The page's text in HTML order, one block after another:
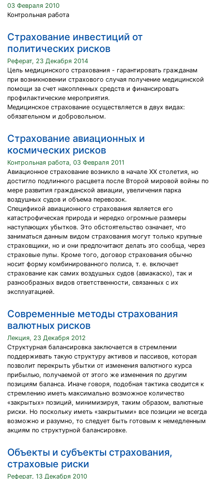
03 Февраля 2010
Контрольная работа
Страхование инвестиций от
политических рисков
Реферат, 23 Декабря 2014
Цель медицинского страхования - гарантировать гражданам
при возникновении страхового случая получение медицинской
помощи за счет накопленных средств и финансировать
профилактические мероприятия.
Медицинское страхование осуществляется в двух видах:
обязательном и добровольном.
Страхование авиационных и
космических рисков
Контрольная работа, 03 Февраля 2011
Авиационное страхование возникло в начале ХХ столетия, но
достигло подлинного расцвета после Второй мировой войны по
мере развития гражданской авиации, увеличения парка
воздушных судов и объема перевозок.
Спецификой авиационного страхования является его
катастрофическая природа и нередко огромные размеры
наступающих убытков. Это обстоятельство означает, что
заниматься данным видом страхования могут только крупные
страховщики, но и они предпочитают делать это сообща, через
страховые пулы. Кроме того, договор страхования обычно
носит форму комбинированного полиса, т. е. включает
страхование как самих воздушных судов (авиакаско), так и
разнообразных видов ответственности, связанных с их
эксплуатацией.
Современные методы страхования
валютных рисков
Лекция, 23 Декабря 2012
Структурная балансировка заключается в стремлении
поддерживать такую структуру активов и пассивов, которая
позволит перекрыть убытки от изменения валютного курса
прибылью, получаемой от этого же изменения по другим
позициям баланса. Иначе говоря, подобная тактика сводится к
стремлению иметь максимально возможное количество
«закрытых» позиций, минимизируя, таким образом, валютные
риски. Но поскольку иметь «закрытыми» все позиции не всегда
возможно и разумно, то следует быть готовым к немедленным
акциям по структурной балансировке.
Объекты и субъекты страхования,
страховые риски
Реферат, 13 Декабря 2010